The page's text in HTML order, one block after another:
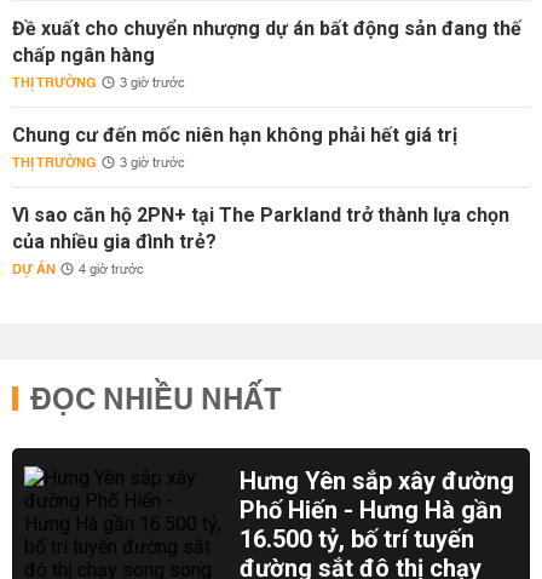
Đề xuất cho chuyển nhượng dự án bất động sản đang thế
chấp ngân hàng
THỊ TRƯỜNG 3 giờ trước
Chung cư đến mốc niên hạn không phải hết giá trị
THỊ TRƯỜNG 3 giờ trước
Vì sao căn hộ 2PN+ tại The Parkland trở thành lựa chọn
của nhiều gia đình trẻ?
DỰ ÁN 4 giờ trước
ĐỌC NHIỀU NHẤT
Hưng Yên sắp xây đường
Phố Hiến - Hưng Hà gần
16.500 tỷ, bố trí tuyến
đường sắt đô thị chạy